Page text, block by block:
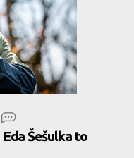
Šešulka to